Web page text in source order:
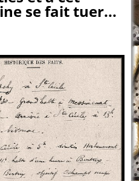
se fait tuer...